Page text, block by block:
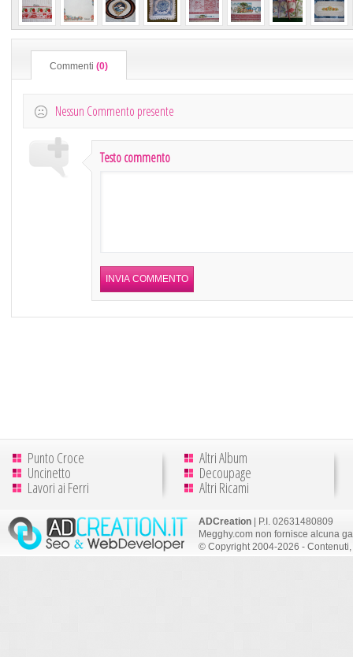
Commenti (0)
Nessun Commento presente
Testo commento
Punto Croce
Uncinetto
Lavori ai Ferri
Altri Album
Decoupage
Altri Ricami
ADCreation | P.I. 02631480809
Megghy.com non fornisce alcuna
© Copyright 2004-2026 -